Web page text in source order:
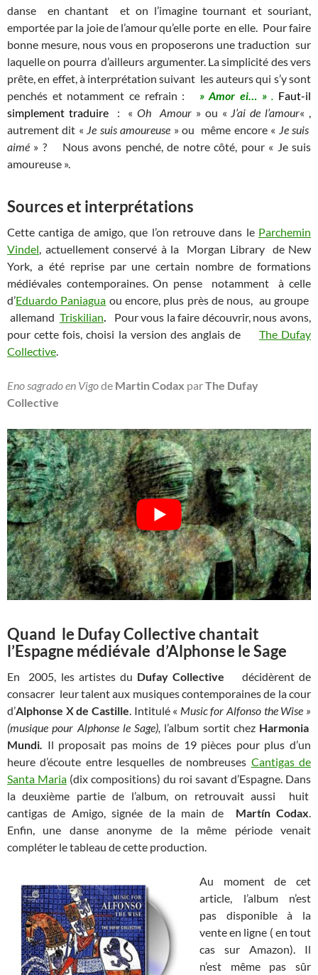
danse en chantant et on l’imagine tournant et souriant,
emportée par la joie de l’amour qu’elle porte en elle. Pour faire
bonne mesure, nous vous en proposerons une traduction sur
laquelle on pourra d’ailleurs argumenter. La simplicité des vers
prête, en effet, à interprétation suivant les auteurs qui s’y sont
penchés et notamment ce refrain :
»Amor ei… ». Faut-il
simplement traduire: «Oh Amour» ou « J’ai de l’amour« ,
autrement dit « Je suis amoureuse » ou même encore « Je suis
aimé » ? Nous avons penché, de notre côté, pour « Je suis
amoureuse ».
Sources et interprétations
Cette cantiga de amigo, que l’on retrouve dans le Parchemin
Vindel, actuellement conservé à la Morgan Library de New
York, a été reprise par une certain nombre de formations
médiévales contemporaines. On pense notamment à celle
d’Eduardo Paniagua ou encore, plus près de nous, au groupe
allemand Triskilian. Pour vous la faire découvrir, nous avons,
pour cette fois, choisi la version des anglais de The Dufay
Collective.
Eno sagrado en Vigode Martin Codax parThe Dufay
Collective
Quand le Dufay Collective chantait
l’Espagne médiévale d’Alphonse le Sage
En 2005, les artistes du Dufay Collective
décidèrent de
consacrer leur talent aux musiques contemporaines de la cour
d’Alphonse X de Castille. Intitulé « Music for Alfonso the Wise »
(musique pour Alphonse le Sage), l’album sortit chez Harmonia
Mundi. Il proposait pas moins de 19 pièces pour plus d’un
heure d’écoute entre lesquelles de nombreuses Cantigas de
Santa Maria (dix compositions) du roi savant d’Espagne. Dans
la deuxième partie de l’album, on retrouvait aussi huit
cantigas de Amigo, signée de la main de Martín Codax.
Enfin, une danse anonyme de la même période venait
compléter le tableau de cette production.
Au moment de cet
article, l’album n’est
pas disponible à la
vente en ligne ( en tout
cas sur Amazon). Il
n’est même pas sûr